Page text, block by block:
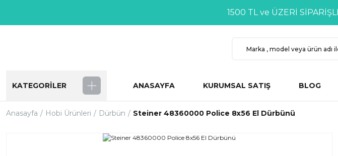
1500 TL ve ÜZERİ
KATEGORİLER ANASAYFA KURUMSAL SATIŞ BLOG
Anasayfa Hobi Ürünleri Dürbün Steiner 48360000 Police 8x56 El Dürbünü